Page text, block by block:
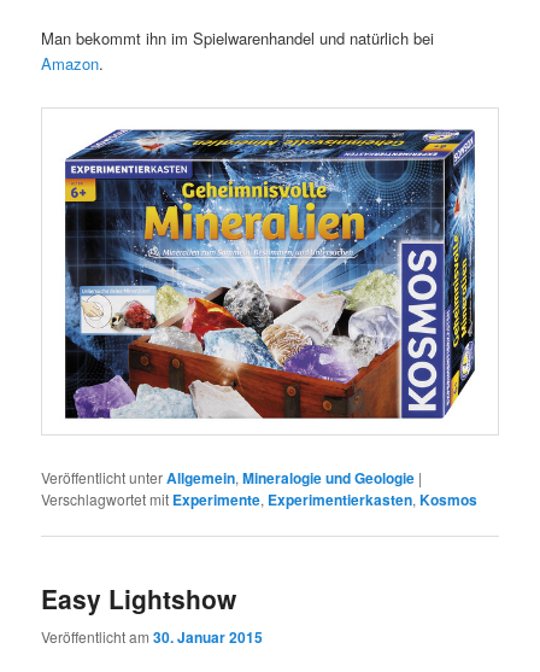
Man bekommt ihn im Spielwarenhandel und natürlich bei
Amazon.
Veröffentlicht unterAllgemein,Mineralogie und Geologie |
Verschlagwortet mit Experimente, Experimentierkasten,Kosmos
Easy Lightshow
Veröffentlicht am30. Januar 2015